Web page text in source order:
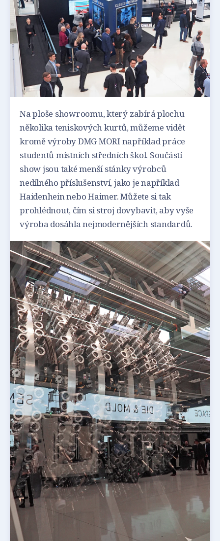
Na ploše showroomu, který zabírá plochu
několika teniskových kurtů, můžeme vidět
kromě výroby DMG MORI například práce
studentů místních středních škol. Součástí
show jsou také menší stánky výrobců
nedílného příslušenství, jako je například
Haidenhein nebo Haimer. Můžete si tak
prohlédnout, čím si stroj dovybavit, aby vyše
výroba dosáhla nejmodernějších standardů.